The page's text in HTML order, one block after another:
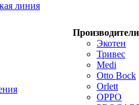
линия
Производители
Экотен
Тривес
Medi
Otto Bock
Orlett
OPPO